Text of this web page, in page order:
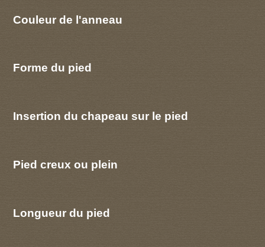
Couleur de l'anneau
Forme du pied
Insertion du chapeau sur le pied
Pied creux ou plein
Longueur du pied